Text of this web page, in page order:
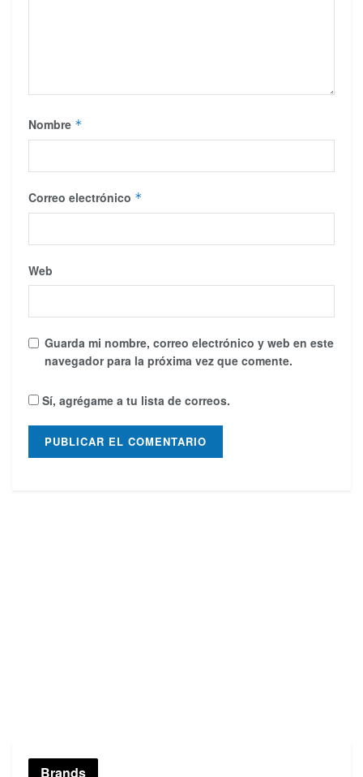
Nombre *
Correo electrónico *
Web
Guarda mi nombre, correo electrónico y web en este
navegador para la próxima vez que comente.
Sí, agrégame a tu lista de correos.
Brands